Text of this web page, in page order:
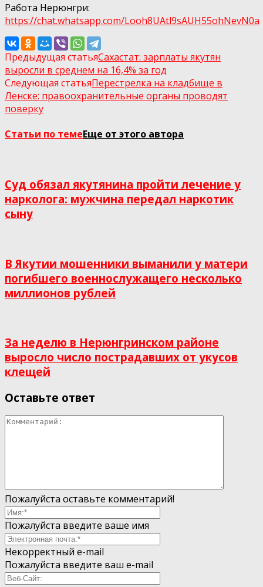
Работа Нерюнгри:
https://chat.whatsapp.com/Looh8UAtl9sAUH55ohNеvN0а
Предыдущая статьяСахастат: зарплаты якутян
выросли в среднем на 16,4% за год
Следующая статьяПерестрелка на кладбище в
Ленске: правоохранительные органы проводят
поверку
Статьи по темеЕще от этого автора
Суд обязал якутянина пройти лечение у
нарколога: мужчина передал наркотик
сыну
В Якутии мошенники выманили у матери
погибшего военнослужащего несколько
миллионов рублей
За неделю в Нерюнгринском районе
выросло число пострадавших от укусов
клещей
Оставьте ответ
Пожалуйста оставьте комментарий!
Пожалуйста введите ваше имя
Некорректный e-mail
Пожалуйста введите ваш e-mail